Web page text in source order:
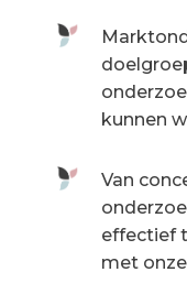
kunnen
Van
effectief
met